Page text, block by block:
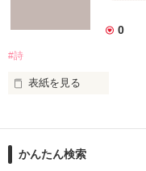
画像や有名なマンガの
*｡ﾟ+*｡ﾟ+*｡ﾟ+*｡ﾟ+*｡ﾟ+*｡ﾟ
0
#詩
表紙を見る
かんたん検索